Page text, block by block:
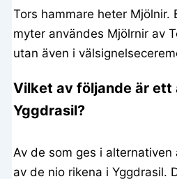
Tors hammare heter Mjölnir.
myter användes Mjölrnir av
utan även i
Vilket av följande är ett
Yggdrasil?
Av de som ges i alternativen
av de nio rikena i Yggdrasil.